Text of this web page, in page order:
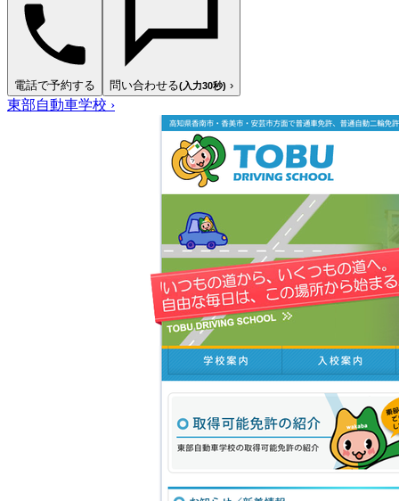
電話で予約する 問い合わせる(入力30秒) ›
東部自動車学校 ›